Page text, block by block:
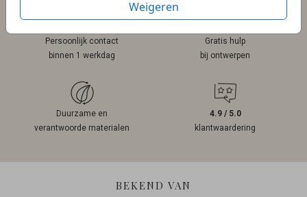
Weigeren
Persoonlijk contact
binnen 1 werkdag
Gratis hulp
bij ontwerpen
Duurzame en
verantwoorde materialen
4.9 / 5.0
klantwaardering
BEKEND VAN